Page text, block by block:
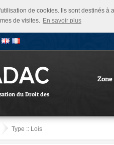
de cookies. Ils sont destinés
de visites. En savoir plus
du Droit des
Zone
Type :: Lois